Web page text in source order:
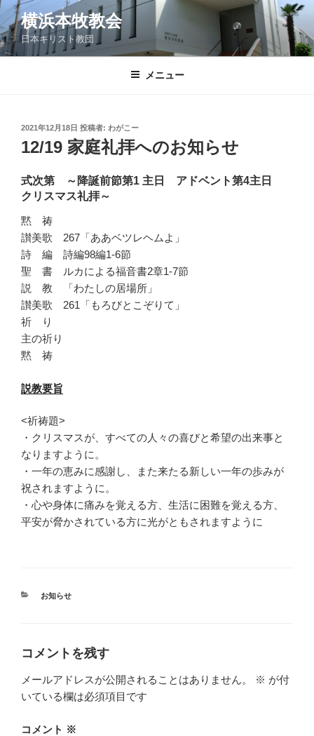
コ
ン
テ
ン
横浜本牧教会
日本キリスト教団
メニュー
投
稿
日:
2021年12月18日 投稿者: わがこー
12/19 家庭礼拝へのお知らせ
式次第 ～降誕前節第1 主日 アドベント第4主日
クリスマス礼拝～
黙 祷
讃美歌 267「ああベツレヘムよ」
詩 編 詩編98編1-6節
聖 書 ルカによる福音書2章1-7節
説 教 「わたしの居場所」
讃美歌 261「もろびとこぞりて」
祈 り
主の祈り
黙 祷
説教要旨
<祈祷題>
・クリスマスが、すべての人々の喜びと希望の出来事と
なりますように。
・一年の恵みに感謝し、また来たる新しい一年の歩みが
祝されますように。
・心や身体に痛みを覚える方、生活に困難を覚える方、
平安が脅かされている方に光がともされますように
カ
お知らせ
コメントを残す
メールアドレスが公開されることはありません。 ※ が付
いている欄は必須項目です
コメント ※